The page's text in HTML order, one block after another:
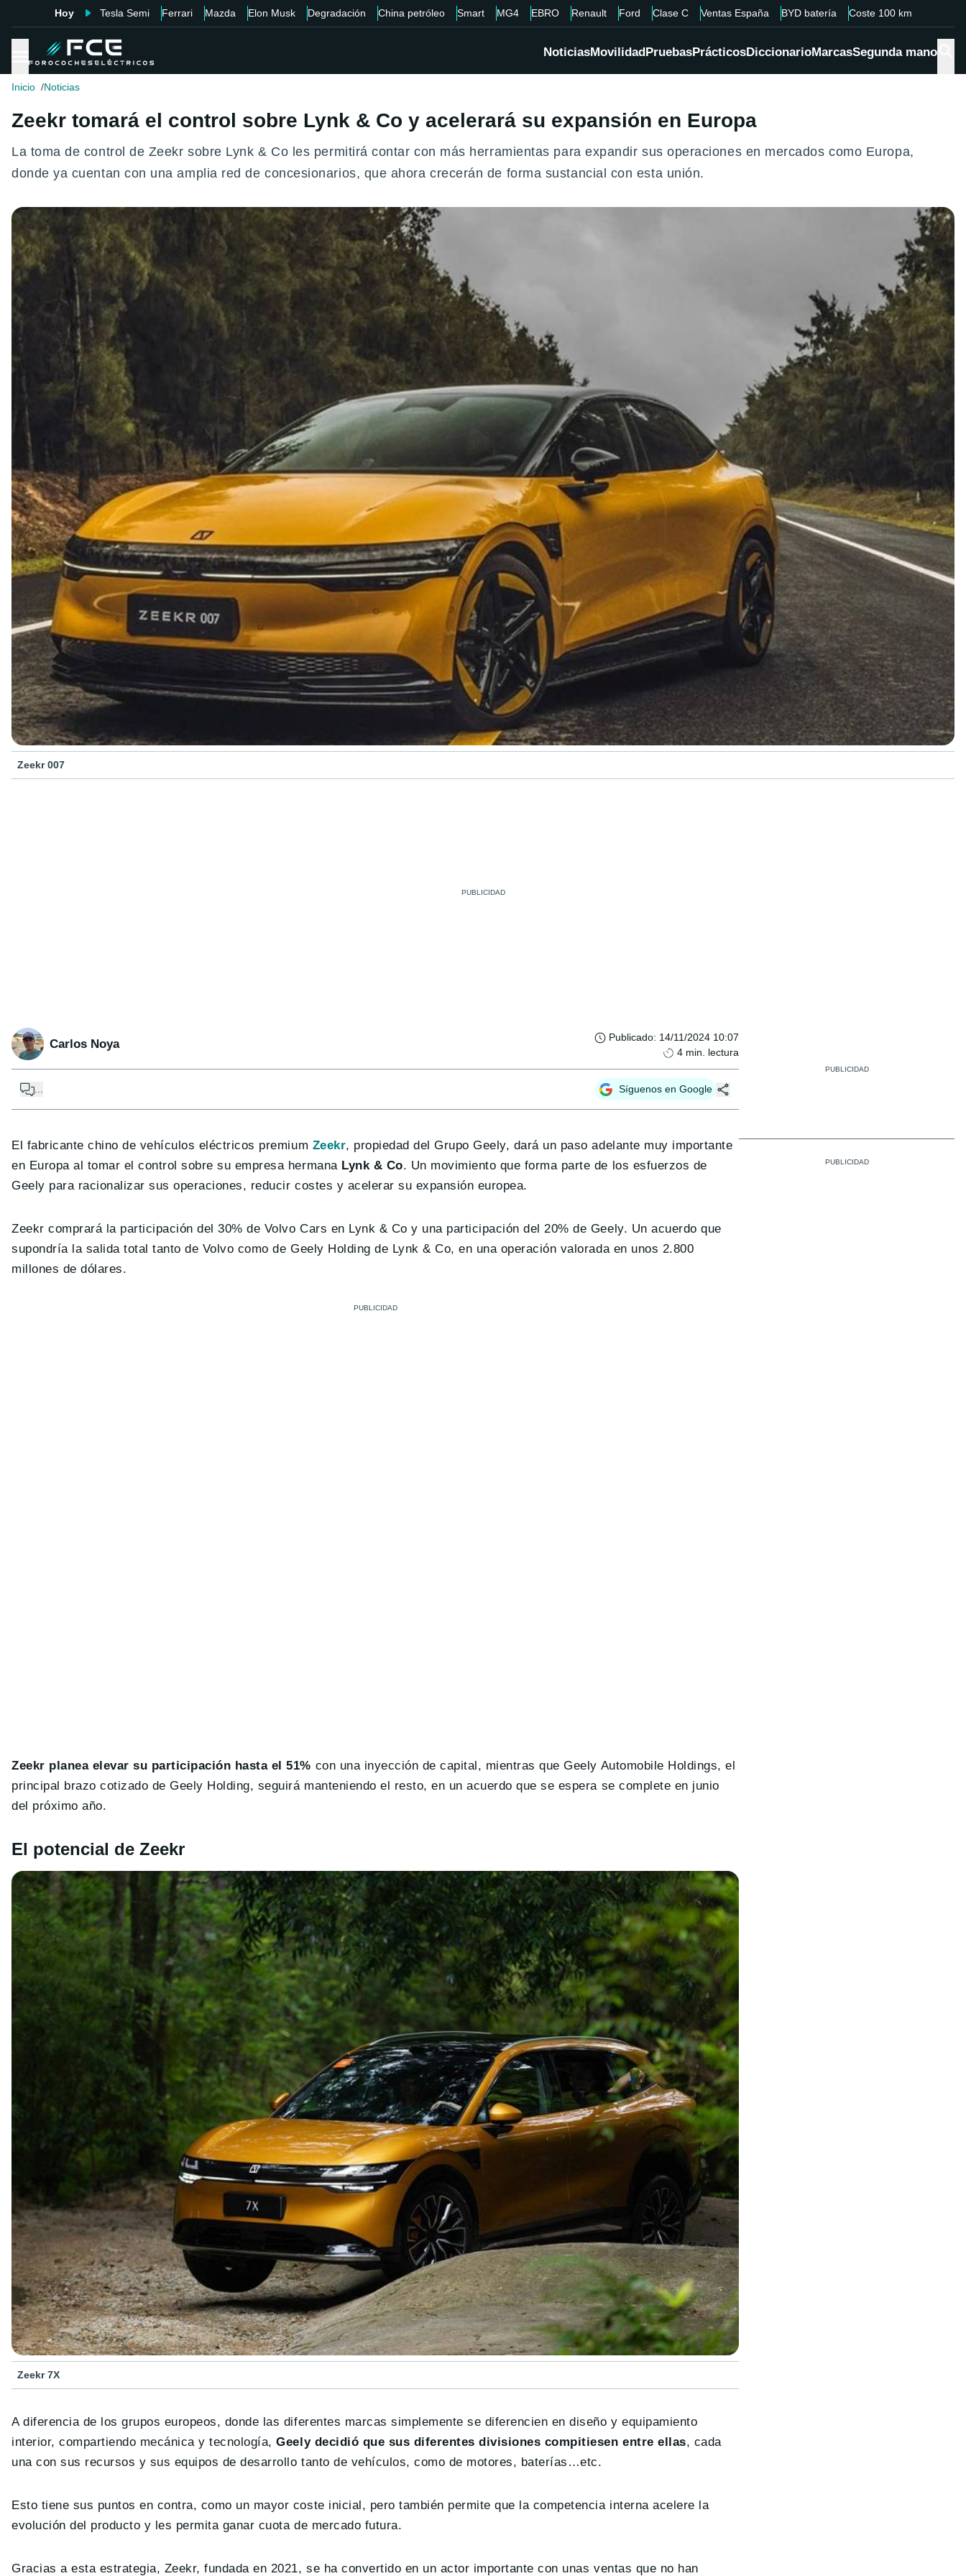
Hoy Tesla Semi Ferrari Mazda Elon Musk Degradación China petróleo Smart MG4 EBRO Renault Ford Clase C Ventas España BYD batería Coste 100 km
NoticiasMovilidadPruebasPrácticosDiccionarioMarcasSegunda mano
Inicio Noticias
Zeekr tomará el control sobre Lynk & Co y acelerará su expansión en Europa
La toma de control de Zeekr sobre Lynk & Co les permitirá contar con más herramientas para expandir sus operaciones en mercados como Europa,
donde ya cuentan con una amplia red de concesionarios, que ahora crecerán de forma sustancial con esta unión.
Zeekr 007
Carlos Noya Publicado: 14/11/2024 10:07
4 min. lectura
Síguenos en Google
El fabricante chino de vehículos eléctricos premium Zeekr, propiedad del Grupo Geely, dará un paso adelante muy importante
en Europa al tomar el control sobre su empresa hermana Lynk & Co. Un movimiento que forma parte de los esfuerzos de
Geely para racionalizar sus operaciones, reducir costes y acelerar su expansión europea.
Zeekr comprará la participación del 30% de Volvo Cars en Lynk & Co y una participación del 20% de Geely. Un acuerdo que
supondría la salida total tanto de Volvo como de Geely Holding de Lynk & Co, en una operación valorada en unos 2.800
millones de dólares.
Zeekr planea elevar su participación hasta el 51% con una inyección de capital, mientras que Geely Automobile Holdings, el
principal brazo cotizado de Geely Holding, seguirá manteniendo el resto, en un acuerdo que se espera se complete en junio
del próximo año.
El potencial de Zeekr
Zeekr 7X
A diferencia de los grupos europeos, donde las diferentes marcas simplemente se diferencien en diseño y equipamiento
interior, compartiendo mecánica y tecnología,Geely decidió que sus diferentes divisiones compitiesen entre ellas, cada
una con sus recursos y sus equipos de desarrollo tanto de vehículos, como de motores, baterías…etc.
Esto tiene sus puntos en contra, como un mayor coste inicial, pero también permite que la competencia interna acelere la
evolución del producto y les permita ganar cuota de mercado futura.
Gracias a esta estrategia, Zeekr, fundada en 2021, se ha convertido en un actor importante con unas ventas que no han